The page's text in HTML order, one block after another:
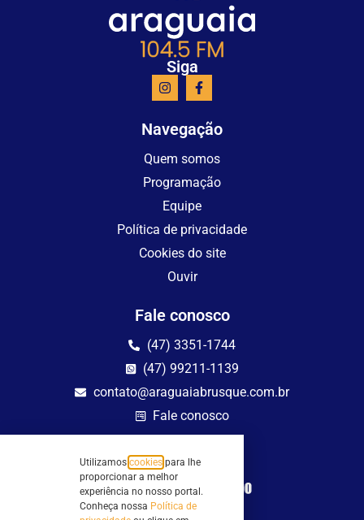
Siga
Navegação
Quem somos
Programação
Equipe
Política de privacidade
Cookies do site
Ouvir
Fale conosco
(47) 3351-1744
(47) 99211-1139
contato@araguaiabrusque.com.br
Fale conosco
Site seguro
Utilizamos cookies para lhe
proporcionar a melhor
experiência no nosso portal.
Conheça nossa Política de